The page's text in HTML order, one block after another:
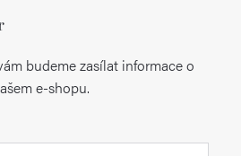
budeme zasílat informace o
e-shopu.